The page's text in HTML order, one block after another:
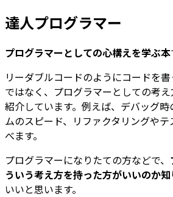
達人プログラマー
プログラマーとしての心構えを学ぶ本
リーダブルコードのようにコードを
ではなく、プログラマーとしての考
紹介しています。例えば、デバッグ
ムのスピード、リファクタリングや
べます。
プログラマーになりたての方などで、
ういう考え方を持った方がいいのか
いいと思います。